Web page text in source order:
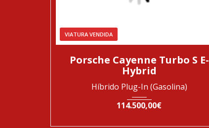
VIATURA VENDIDA
2020 Automática 79897
Porsche Cayenne Turbo S E-
Hybrid
Híbrido Plug-In (Gasolina)
114.500,00€